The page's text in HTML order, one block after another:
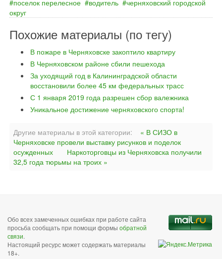
поселок перелесное
водитель
черняховский городской
округ
Похожие материалы (по тегу)
В пожаре в Черняховске закоптило квартиру
В Черняховском районе сбили пешехода
За уходящий год в Калининградской области
восстановили более 45 км федеральных трасс
С 1 января 2019 года разрешен сбор валежника
Уникальное достижение черняховского спорта!
Другие материалы в этой категории:
« В СИЗО в
Черняховске провели выставку рисунков и поделок
осужденных
Наркоторговцы из Черняховска получили
32,5 года тюрьмы на троих »
Обо всех замеченных ошибках при работе сайта
просьба сообщать при помощи формы обратной
связи.
Настоящий ресурс может содержать материалы
18+.